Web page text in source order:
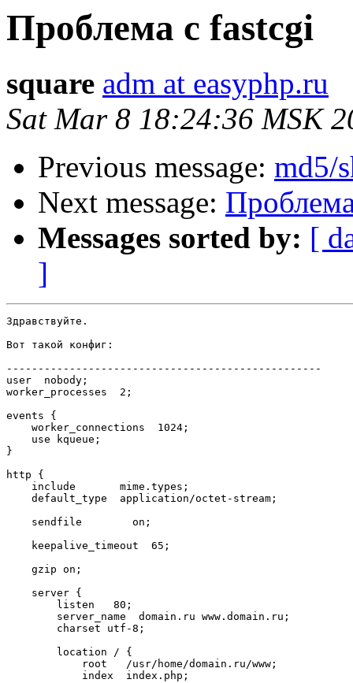
Проблема с fastcgi
square adm at easyphp.ru
Sat Mar 8 18:24:36 MSK
Previous message: md5/
Next message:
Messages sorted by: [
]
Здравствуйте.
Вот такой конфиг:
--------------------------------------------------
user  nobody;
worker_processes  2;
events {
    worker_connections  1024;
    use kqueue;
}
http {
    include       mime.types;
    default_type  application/octet-stream;
    sendfile        on;
    keepalive_timeout  65;
    gzip on;
    server {
        listen   80;
        server_name  domain.ru www.domain.ru;
        charset utf-8;
        location / {
            root   /usr/home/domain.ru/www;
            index  index.php;